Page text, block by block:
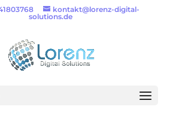
kontakt@lorenz-digital-
solutions.de